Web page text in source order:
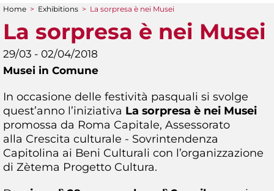
You are here
Home > Exhibitions > La sorpresa è nei Musei
La sorpresa è nei Musei
29/03 - 02/04/2018
Musei in Comune
In occasione delle festività pasquali si svolge
quest’anno l’iniziativa La sorpresa è nei Musei
promossa da Roma Capitale, Assessorato
alla Crescita culturale - Sovrintendenza
Capitolina ai Beni Culturali con l’organizzazione
di Zètema Progetto Cultura.